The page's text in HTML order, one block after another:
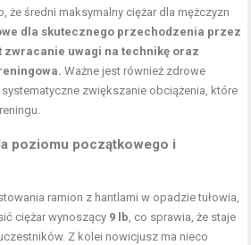
że średni maksymalny ciężar dla mężczyzn
dla skutecznego przechodzenia przez
uwagi na technikę oraz
Ważne jest również zdrowe
zwiększanie obciążenia, które
poziomu początkowego i
ramion z hantlami w opadzie tułowia,
ciężar wynoszący 9 lb, co sprawia, że staje
Z kolei nowicjusz ma nieco